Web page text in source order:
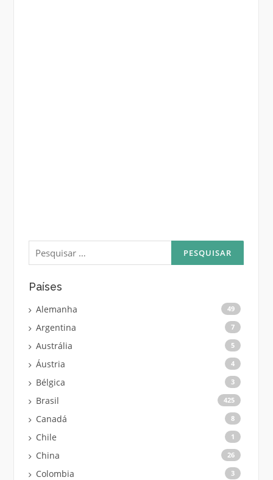
Pesquisar
por:
Países
Alemanha 49
Argentina 7
Austrália 5
Áustria 4
Bélgica 3
Brasil 425
Canadá 8
Chile 1
China 26
Colombia 3